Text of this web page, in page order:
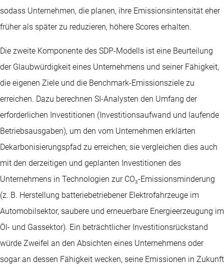
sodass Unternehmen, die planen, ihre Emissionsintensität eher
früher als später zu reduzieren, höhere Scores erhalten.
Die zweite Komponente des SDP-Modells ist eine Beurteilung
der Glaubwürdigkeit eines Unternehmens und seiner Fähigkeit,
die eigenen Ziele und die Benchmark-Emissionsziele zu
erreichen. Dazu berechnen SI-Analysten den Umfang der
erforderlichen Investitionen (Investitionsaufwand und laufende
Betriebsausgaben), um den vom Unternehmen erklärten
Dekarbonisierungspfad zu erreichen; sie vergleichen dies auch
mit den derzeitigen und geplanten Investitionen des
Unternehmens in Technologien zur CO₂-Emissionsminderung
(z. B. Herstellung batteriebetriebener Elektrofahrzeuge im
Automobilsektor, saubere und erneuerbare Energieerzeugung im
Öl- und Gassektor). Ein beträchtlicher Investitionsrückstand
würde Zweifel an den Absichten eines Unternehmens oder
sogar an dessen Fähigkeit wecken, seine Emissionen in Zukunft